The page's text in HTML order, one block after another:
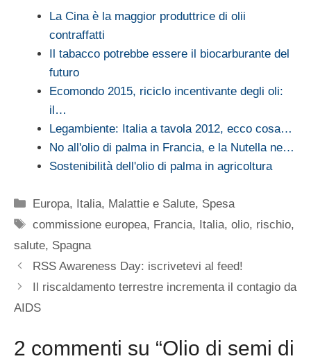
La Cina è la maggior produttrice di olii
contraffatti
Il tabacco potrebbe essere il biocarburante del
futuro
Ecomondo 2015, riciclo incentivante degli oli:
il…
Legambiente: Italia a tavola 2012, ecco cosa…
No all'olio di palma in Francia, e la Nutella ne…
Sostenibilità dell'olio di palma in agricoltura
Categorie
Europa, Italia, Malattie e Salute, Spesa
Tag
commissione europea, Francia, Italia,olio, rischio,
salute, Spagna
RSS Awareness Day: iscrivetevi al feed!
Il riscaldamento terrestre incrementa il contagio da
AIDS
2 commenti su “Olio di semi di